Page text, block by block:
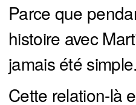
Parce que
histoire avec
jamais été simple.
Cette relation-là